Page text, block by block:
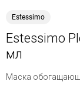
Estessimo
Estessimo
мл
Маска